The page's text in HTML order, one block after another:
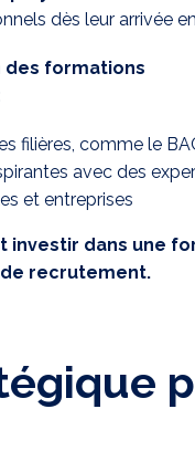
dès leur arrivée
des formations
filières, comme le
avec des
et entreprises
investir dans une
recrutement.